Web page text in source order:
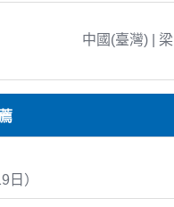
中國(臺灣) | 梁
）